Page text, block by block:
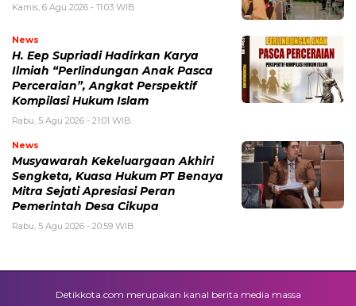
Kamis, 6 Agu 2026 - 11:03 WIB
News
H. Eep Supriadi Hadirkan Karya
Ilmiah “Perlindungan Anak Pasca
Perceraian”, Angkat Perspektif
Kompilasi Hukum Islam
Rabu, 5 Agu 2026 - 21:01 WIB
News
Musyawarah Kekeluargaan Akhiri
Sengketa, Kuasa Hukum PT Benaya
Mitra Sejati Apresiasi Peran
Pemerintah Desa Cikupa
Rabu, 5 Agu 2026 - 20:59 WIB
Detikkota.com merupakan kanal berita media massa